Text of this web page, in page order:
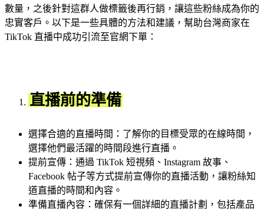
數量，之後針對這群人做標籤後再行銷，讓這些粉絲成為你的
忠實客戶。以下是一些具體的方法和建議，幫助台灣商家在
TikTok 直播中成功引流至官網下單：
直播前的準備
選擇合適的直播時間：了解你的目標受眾的在線時間，
選擇他們最活躍的時間段進行直播。
提前宣傳：通過 TikTok 短視頻、Instagram 故事、
Facebook 帖子等方式提前宣傳你的直播活動，讓粉絲知
道直播的時間和內容。
準備直播內容：確保有一個詳細的直播計劃，包括產品